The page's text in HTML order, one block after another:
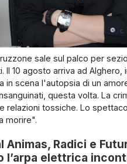
sale sul palco per
Il 10 agosto arriva ad Alghero,
in scena l'autopsia di un
questa volta. La
relazioni tossiche. Lo
morire".
Animas, Radici e
l’arpa elettrica